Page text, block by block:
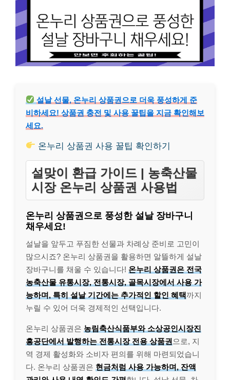
설날 선물, 온누리 상품권으로 더욱 풍성하게 준
비하세요! 상품권 충전 및 사용 꿀팁을 지금 확인해보
세요.
온누리 상품권 사용 꿀팁 확인하기
설맞이 환급 가이드 | 농축산물
시장 온누리 상품권 사용법
온누리 상품권으로 풍성한 설날 장바구니
채우세요!
설날을 앞두고 푸짐한 선물과 차례상 준비로 고민이
많으시죠? 온누리 상품권을 활용하면 알뜰하게 설날
장바구니를 채울 수 있습니다! 온누리 상품권은 전국
농축산물 유통시장, 전통시장, 골목시장에서 사용 가
능하며, 특히 설날 기간에는 추가적인 할인 혜택까지
누릴 수 있어 더욱 경제적인 선택입니다.
온누리 상품권은 농림축산식품부와 소상공인시장진
흥공단에서 발행하는 전통시장 전용 상품권 으로, 지
역 경제 활성화와 소비자 편의를 위해 마련되었습니
다. 온누리 상품권은 현금처럼 사용 가능하며, 잔액